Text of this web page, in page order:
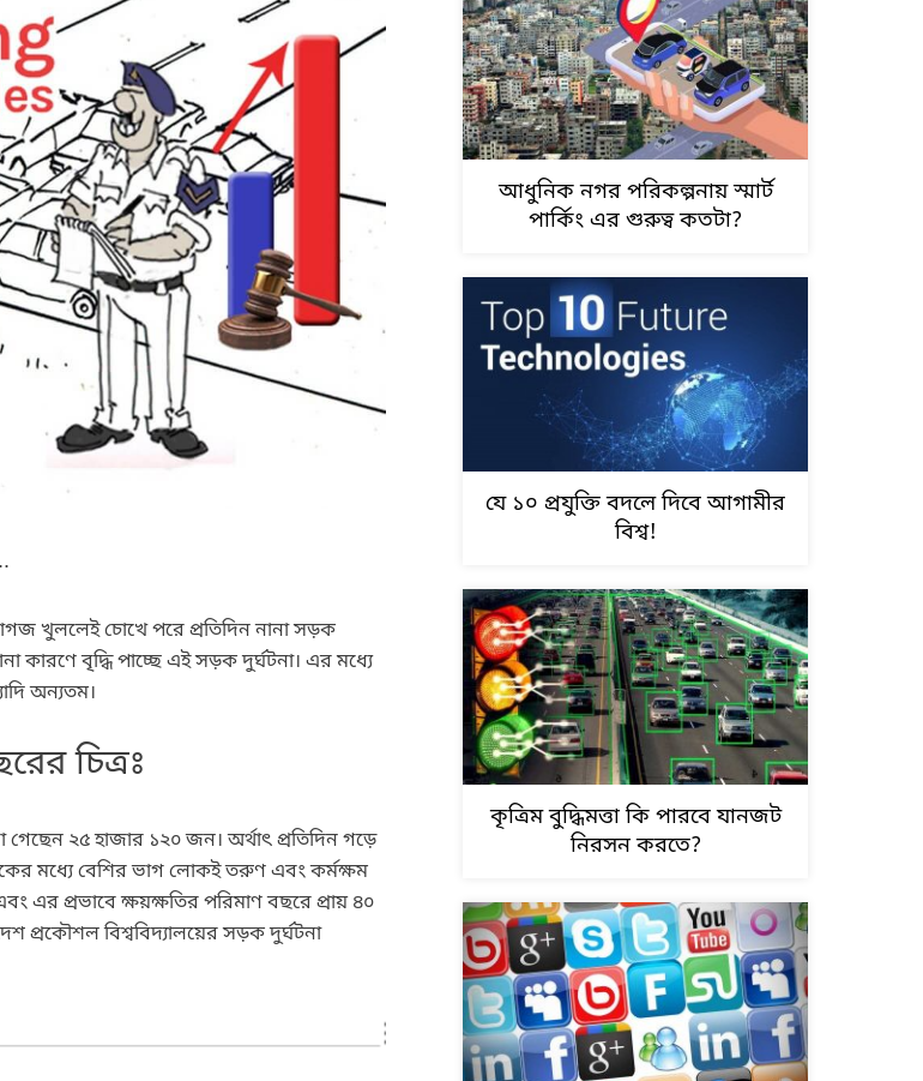
খুললেই চোখে পরে প্রতিদিন নানা সড়ক
কারণে বৃদ্ধি পাচ্ছে এই সড়ক দুর্ঘটনা। এর মধ্যে
অন্যতম।
চিত্রঃ
২৫ হাজার ১২০ জন। অর্থাৎ প্রতিদিন গড়ে
মধ্যে বেশির ভাগ লোকই তরুণ এবং কর্মক্ষম
এর প্রভাবে ক্ষয়ক্ষতির পরিমাণ বছরে প্রায় ৪০
প্রকৌশল বিশ্ববিদ্যালয়ের সড়ক দুর্ঘটনা
আধুনিক নগর পরিকল্পনায় স্মার্ট
পার্কিং এর গুরুত্ব কতটা?
যে ১০ প্রযুক্তি বদলে দিবে আগামীর
বিশ্ব!
কৃত্রিম বুদ্ধিমত্তা কি পারবে যানজট
নিরসন করতে?